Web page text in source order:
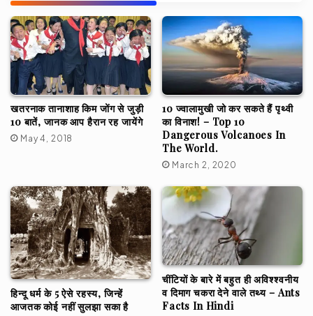
खतरनाक तानाशाह किम जोंग से जुड़ी
10 बातें, जानक आप हैरान रह जायेंगे
May 4, 2018
10 ज्वालामुखी जो कर सकते हैं पृथ्वी
का विनाश! – Top 10
Dangerous Volcanoes In
The World.
March 2, 2020
हिन्दू धर्म के 5 ऐसे रहस्य, जिन्हें
आजतक कोई नहीं सुलझा सका है
चींटियों के बारे में बहुत ही अविश्श्वनीय
व दिमाग चकरा देने वाले तथ्य – Ants
Facts In Hindi